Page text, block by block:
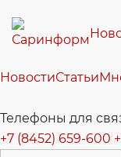
НовостиСтатьи
Телефоны для
+7 (8452) 659-600